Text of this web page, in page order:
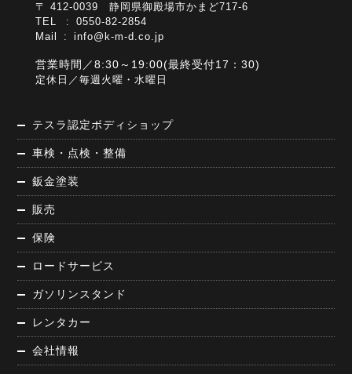
〒 412-0039 静岡県御殿場市かまど717-6
TEL : 0550-82-2854
Mail : info@k-m-d.co.jp
営業時間／8:30～19:00(最終受付17：30)
定休日／毎週火曜・水曜日
テスラ認定ボディショップ
車検・点検・整備
鈑金塗装
販売
保険
ロードサービス
ガソリンスタンド
レンタカー
会社情報